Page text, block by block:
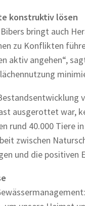
konstruktiv lösen
bringt auch
zu Konflikten
aktiv angehen“,
ausgerottet war,
rund 40.000 Tiere
zwischen
und die positiven